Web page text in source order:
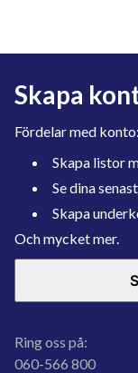
Skapa
Fördelar med konto:
Skapa listor
Se dina
Skapa
Och mycket mer.
Ring oss på:
060-566 800